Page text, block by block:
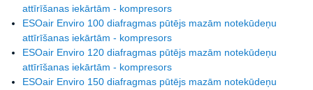
attīrīšanas iekārtām - kompresors
ESOair Enviro 100 diafragmas pūtējs mazām notekūdeņu
attīrīšanas iekārtām - kompresors
ESOair Enviro 120 diafragmas pūtējs mazām notekūdeņu
attīrīšanas iekārtām - kompresors
ESOair Enviro 150 diafragmas pūtējs mazām notekūdeņu